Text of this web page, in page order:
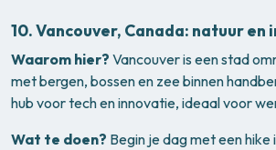
10.Vancouver, Canada: natuur en
Waarom hier? Vancouver is een stad
met bergen, bossen en zee binnen
hub voor tech en innovatie, ideaal voor
Wat te doen? Begin je dag met een hike